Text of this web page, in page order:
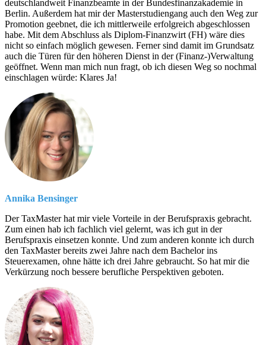
deutschlandweit Finanzbeamte in der Bundesfinanzakademie in
Berlin. Außerdem hat mir der Masterstudiengang auch den Weg zur
Promotion geebnet, die ich mittlerweile erfolgreich abgeschlossen
habe. Mit dem Abschluss als Diplom-Finanzwirt (FH) wäre dies
nicht so einfach möglich gewesen. Ferner sind damit im Grundsatz
auch die Türen für den höheren Dienst in der (Finanz-)Verwaltung
geöffnet. Wenn man mich nun fragt, ob ich diesen Weg so nochmal
einschlagen würde: Klares Ja!
Annika Bensinger
Der TaxMaster hat mir viele Vorteile in der Berufspraxis gebracht.
Zum einen hab ich fachlich viel gelernt, was ich gut in der
Berufspraxis einsetzen konnte. Und zum anderen konnte ich durch
den TaxMaster bereits zwei Jahre nach dem Bachelor ins
Steuerexamen, ohne hätte ich drei Jahre gebraucht. So hat mir die
Verkürzung noch bessere berufliche Perspektiven geboten.